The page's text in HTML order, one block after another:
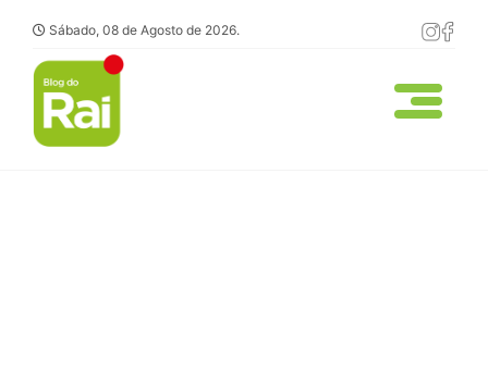
Sábado, 08 de Agosto de 2026.